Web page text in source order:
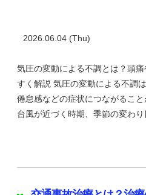
2026.06.04 (Thu)
気圧の変動による不調とは？頭
すく解説 気圧の変動による不調
倦怠感などの症状につながるこ
台風が近づく時期、季節の変わり